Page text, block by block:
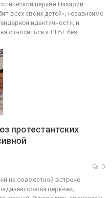
церкви Назарий
всех своих детей», независимо
идентичности, и
относиться к ЛГБТ без…
протестантских
0
на совместной встрече
союза церквей,